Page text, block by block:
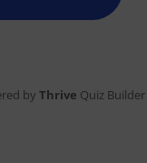
by Thrive Quiz Builder